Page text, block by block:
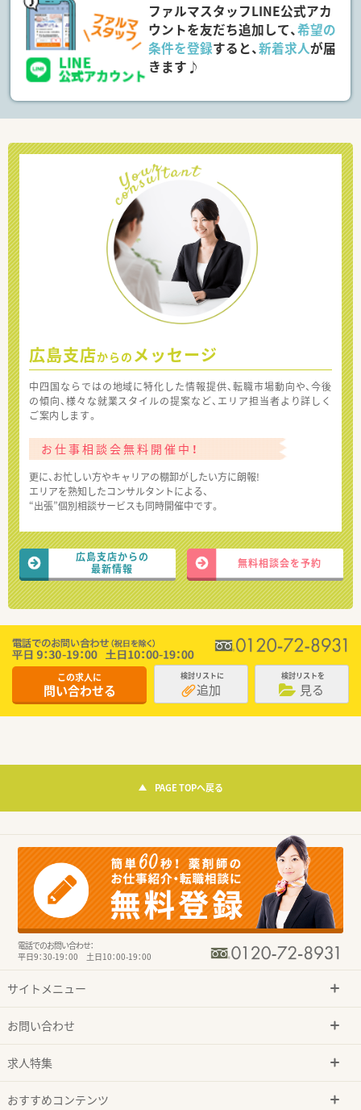
ファルマスタッフLINE公式アカ
ウントを友だち追加して、希望の
条件を登録すると、新着求人が届
きます♪
広島支店からの メッセージ
中四国ならではの地域に特化した情報提供、転職市場動向や、今後
の傾向、様々な就業スタイルの提案など、エリア担当者より詳しく
ご案内します。
お仕事相談会無料開催中！
更に、お忙しい方やキャリアの棚卸がしたい方に朗報!
エリアを熟知したコンサルタントによる、
“出張”個別相談サービスも同時開催中です。
広島支店からの
最新情報
無料相談会を予約
この求人に
問い合わせる
検討リストに
追加
検討リストを
見る
PAGE TOPへ戻る
電話でのお問い合わせ：
平日9：30-19：00 土日10：00-19：00
サイトメニュー
お問い合わせ
求人特集
おすすめコンテンツ